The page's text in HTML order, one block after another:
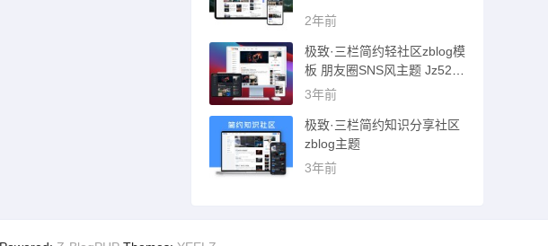
2年前
极致·三栏简约轻社区zblog模
板 朋友圈SNS风主题 Jz52_t
sc主题
3年前
极致·三栏简约知识分享社区
zblog主题
3年前